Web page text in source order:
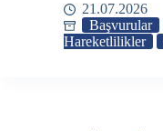
21.07.2026
Başvurular
Hareketlilikler